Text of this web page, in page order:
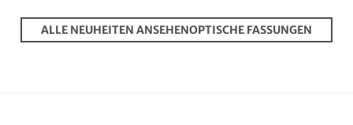
ALLE NEUHEITEN ANSEHENOPTISCHE FASSUNGEN